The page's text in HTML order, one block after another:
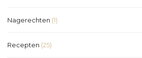
Nagerechten (1)
Recepten (25)